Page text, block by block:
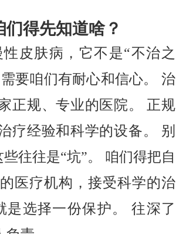
得先知道啥？
皮肤病，它不是“不治之
要咱们有耐心和信心。 治
正规、专业的医院。 正规
疗经验和科学的设备。 别
往往是“坑”。 咱们得把自
医疗机构，接受科学的治
选择一份保护。 往深了